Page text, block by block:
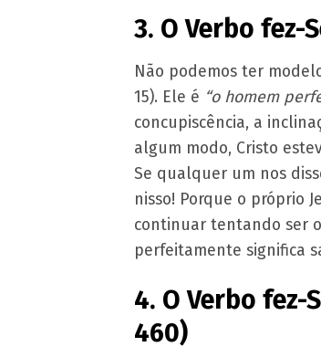
3. O Verbo fez-
Não podemos ter
15). Ele é “o homem
concupiscência, a
algum modo, Cristo
Se qualquer um nos
nisso! Porque o próprio
continuar tentando ser
perfeitamente significa
4. O Verbo
460)